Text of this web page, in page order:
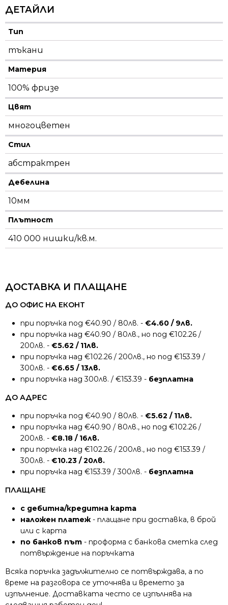
ДЕТАЙЛИ
Тип
тъкани
Материя
100% фризе
Цвят
многоцветен
Стил
абстрактрен
Дебелина
10мм
Плътност
410 000 нишки/кв.м.
ДОСТАВКА И ПЛАЩАНЕ
ДО ОФИС НА ЕКОНТ
при поръчка под €40.90 / 80лв. - €4.60 / 9лв.
при поръчка над €40.90 / 80лв., но под €102.26 /
200лв. - €5.62 / 11лв.
при поръчка над €102.26 / 200лв., но под €153.39 /
300лв. - €6.65 / 13лв.
при поръчка над 300лв. / €153.39 - безплатна
ДО АДРЕС
при поръчка под €40.90 / 80лв. - €5.62 / 11лв.
при поръчка над €40.90 / 80лв., но под €102.26 /
200лв. - €8.18 / 16лв.
при поръчка над €102.26 / 200лв., но под €153.39 /
300лв. - €10.23 / 20лв.
при поръчка над €153.39 / 300лв. - безплатна
ПЛАЩАНЕ
с дебитна/кредитна карта
наложен платеж - плащане при доставка, в брой
или с карта
по банков път - проформа с банкова сметка след
потвърждение на поръчката
Всяка поръчка задължително се потвърждава, а по
време на разговора се уточнява и времето за
изпълнение. Доставката често се изпълнява на